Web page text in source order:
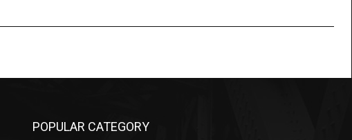
POPULAR CATEGORY